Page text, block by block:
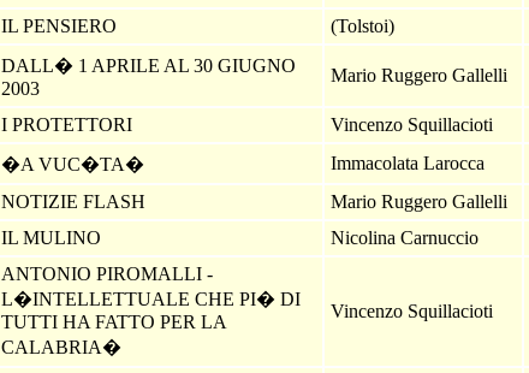
IL PENSIERO (Tolstoi)
DALL� 1 APRILE AL 30 GIUGNO
2003
Mario Ruggero Gallelli
I PROTETTORI Vincenzo Squillacioti
�A VUC�TA� Immacolata Larocca
NOTIZIE FLASH Mario Ruggero Gallelli
IL MULINO Nicolina Carnuccio
ANTONIO PIROMALLI -
L�INTELLETTUALE CHE PI� DI
TUTTI HA FATTO PER LA
CALABRIA�
Vincenzo Squillacioti